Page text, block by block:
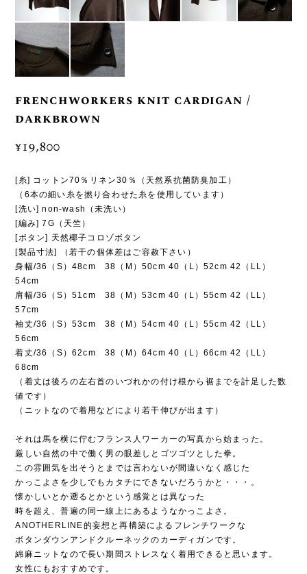
frenchworkers knit cardigan /
darkbrown
¥19,800
[糸] コットン70％リネン30％（天然系抗菌防臭加工）
（6本の細い糸を撚り合わせた糸を使用しています）
[洗い] non-wash（未洗い）
[編み] 7G（天竺）
[ボタン] 天然椰子コロゾボタン
[製品寸法] （若干の個体差はご容赦下さい）
身幅/36（S）48cm 38（M）50cm 40（L）52cm 42（LL）
54cm
肩幅/36（S）51cm 38（M）53cm 40（L）55cm 42（LL）
57cm
袖丈/36（S）53cm 38（M）54cm 40（L）55cm 42（LL）
56cm
着丈/36（S）62cm 38（M）64cm 40（L）66cm 42（LL）
68cm
（着丈は後ろの左右首のいづれかの付け根から裾までを計足した数
値です）
（ニットなので着用などにより若干伸びが出ます）
それは馬を横に佇むフランス人ワーカーの写真から始まった。
厳しい自然の中で働く男の眼差しとゴツゴツとした拳。
この雰囲気を出そうとまでは言わないが間違いなく感じた
かっこよさを少しでもカタチにできないだろうかと・・・。
懐かしいとか遡るとかという感覚とは異なった
時を超え、普遍の同一線上にあるようなかっこよさ。
ANOTHERLINE的妄想と再構築によるフレンチワークな
ボタンダウンアンドクルーネックのカーディガンです。
綿麻ニットなので長い期間ストレスなく着用できると思います。
女性にもおすすめです。